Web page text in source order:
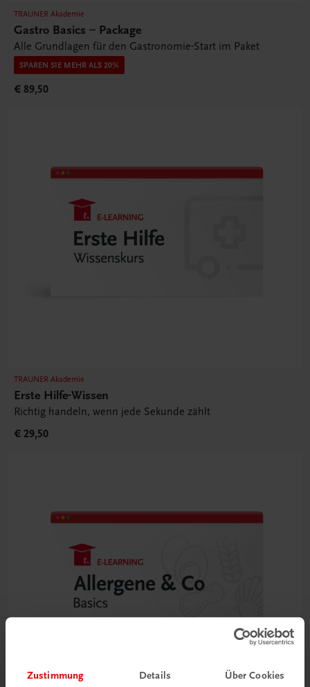
Zustimmung Details Über Cookies
TRAUNER Akademie
Gastro Basics – Package
Alle Grundlagen für den Gastronomie-Start im Paket
SPAREN SIE MEHR ALS 20%
€ 89,50
TRAUNER Akademie
Erste Hilfe-Wissen
Richtig handeln, wenn jede Sekunde zählt
€ 29,50